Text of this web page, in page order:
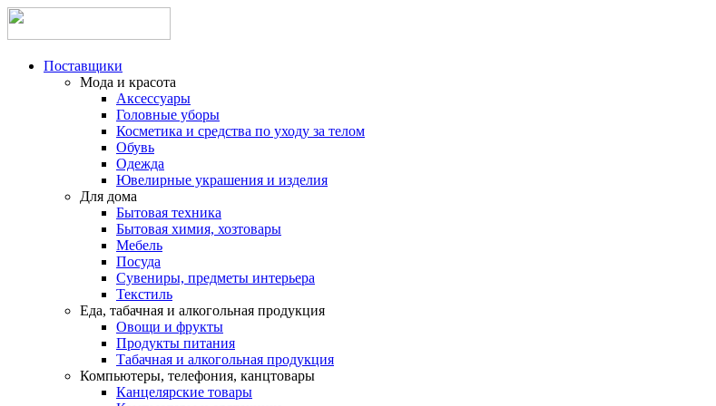
Поставщики
Мода и красота
Аксессуары
Головные уборы
Косметика и средства по уходу за телом
Обувь
Одежда
Ювелирные украшения и изделия
Для дома
Бытовая техника
Бытовая химия, хозтовары
Мебель
Посуда
Сувениры, предметы интерьера
Текстиль
Еда, табачная и алкогольная продукция
Овощи и фрукты
Продукты питания
Табачная и алкогольная продукция
Компьютеры, телефония, канцтовары
Канцелярские товары